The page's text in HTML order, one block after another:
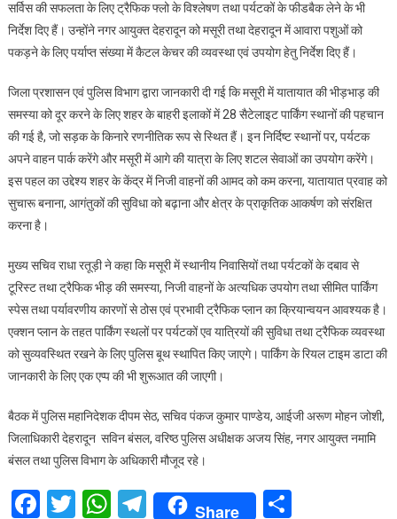
सर्विस की सफलता के लिए ट्रैफिक फ्लो के विश्लेषण तथा पर्यटकों के फीडबैक लेने के भी
निर्देश दिए हैं। उन्होंने नगर आयुक्त देहरादून को मसूरी तथा देहरादून में आवारा पशुओं को
पकड़ने के लिए पर्याप्त संख्या में कैटल केचर की व्यवस्था एवं उपयोग हेतु निर्देश दिए हैं।
जिला प्रशासन एवं पुलिस विभाग द्वारा जानकारी दी गई कि मसूरी में यातायात की भीड़भाड़ की
समस्या को दूर करने के लिए शहर के बाहरी इलाकों में 28 सैटेलाइट पार्किंग स्थानों की पहचान
की गई है, जो सड़क के किनारे रणनीतिक रूप से स्थित हैं। इन निर्दिष्ट स्थानों पर, पर्यटक
अपने वाहन पार्क करेंगे और मसूरी में आगे की यात्रा के लिए शटल सेवाओं का उपयोग करेंगे।
इस पहल का उद्देश्य शहर के केंद्र में निजी वाहनों की आमद को कम करना, यातायात प्रवाह को
सुचारू बनाना, आगंतुकों की सुविधा को बढ़ाना और क्षेत्र के प्राकृतिक आकर्षण को संरक्षित
करना है।
मुख्य सचिव राधा रतूड़ी ने कहा कि मसूरी में स्थानीय निवासियों तथा पर्यटकों के दबाव से
टूरिस्ट तथा ट्रैफिक भीड़ की समस्या, निजी वाहनों के अत्यधिक उपयोग तथा सीमित पार्किंग
स्पेस तथा पर्यावरणीय कारणों से ठोस एवं प्रभावी ट्रैफिक प्लान का क्रियान्वयन आवश्यक है।
एक्शन प्लान के तहत पार्किंग स्थलों पर पर्यटकों एव यात्रियों की सुविधा तथा ट्रैफिक व्यवस्था
को सुव्यवस्थित रखने के लिए पुलिस बूथ स्थापित किए जाएगे। पार्किंग के रियल टाइम डाटा की
जानकारी के लिए एक एप्प की भी शुरूआत की जाएगी।
बैठक में पुलिस महानिदेशक दीपम सेठ, सचिव पंकज कुमार पाण्डेय, आईजी अरूण मोहन जोशी,
जिलाधिकारी देहरादून सविन बंसल, वरिष्ठ पुलिस अधीक्षक अजय सिंह, नगर आयुक्त नमामि
बंसल तथा पुलिस विभाग के अधिकारी मौजूद रहे।
Facebook
TwitterWhatsApp
Telegram
Share